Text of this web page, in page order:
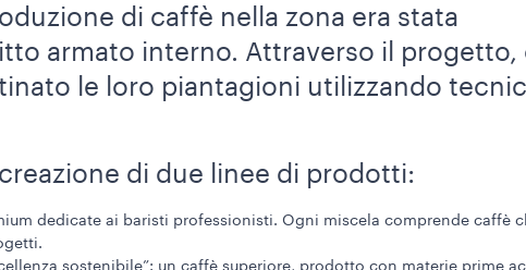
di caffè nella zona era stata
armato interno. Attraverso il progetto,
le loro piantagioni utilizzando
di due linee di prodotti:
dedicate ai baristi professionisti. Ogni miscela comprende caffè
sostenibile”: un caffè superiore, prodotto con materie prime